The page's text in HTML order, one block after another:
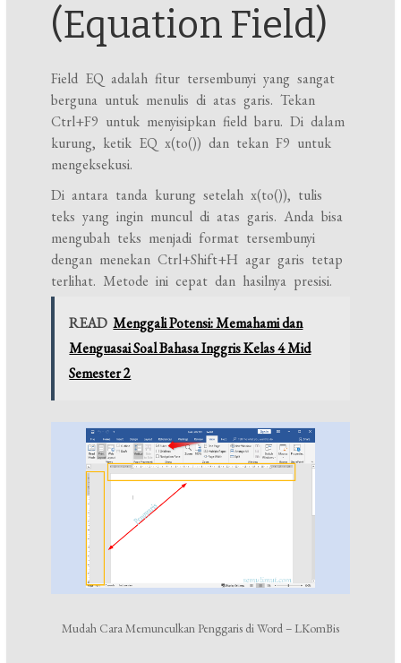
(Equation Field)
Field EQ adalah fitur tersembunyi yang sangat
berguna untuk menulis di atas garis. Tekan
Ctrl+F9 untuk menyisipkan field baru. Di dalam
kurung, ketik EQ x(to()) dan tekan F9 untuk
mengeksekusi.
Di antara tanda kurung setelah x(to()), tulis
teks yang ingin muncul di atas garis. Anda bisa
mengubah teks menjadi format tersembunyi
dengan menekan Ctrl+Shift+H agar garis tetap
terlihat. Metode ini cepat dan hasilnya presisi.
READ Menggali Potensi: Memahami dan
Menguasai Soal Bahasa Inggris Kelas 4 Mid
Semester 2
Mudah Cara Memunculkan Penggaris di Word – LKomBis